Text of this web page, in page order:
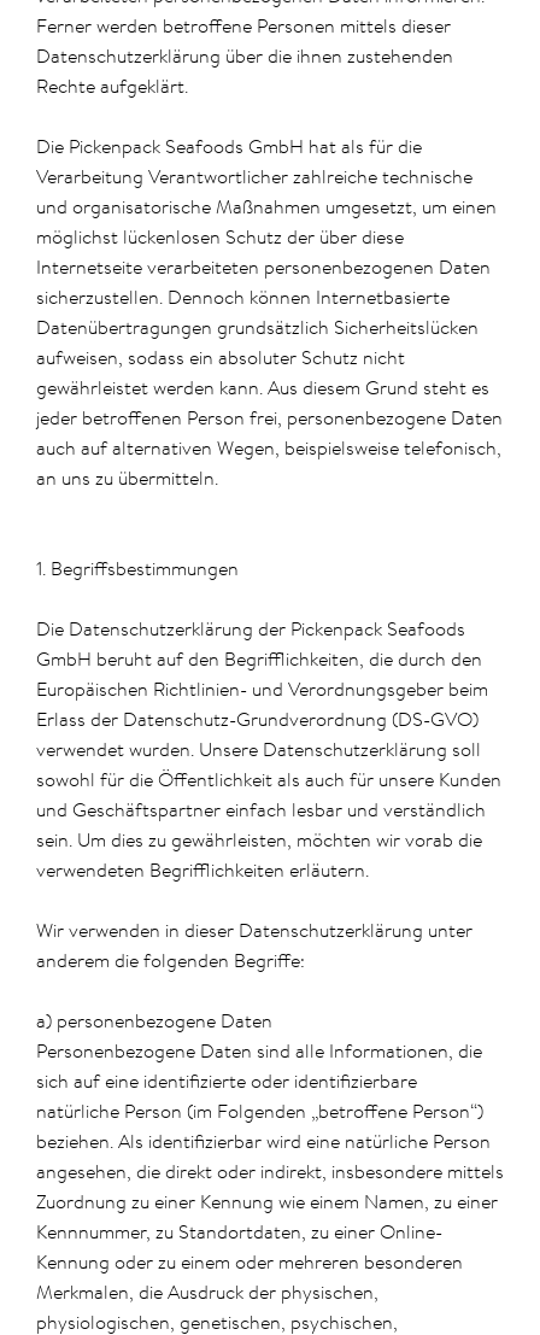
Ferner werden betroffene Personen mittels dieser
Datenschutzerklärung über die ihnen zustehenden
Rechte aufgeklärt.
Die Pickenpack Seafoods GmbH hat als für die
Verarbeitung Verantwortlicher zahlreiche technische
und organisatorische Maßnahmen umgesetzt, um einen
möglichst lückenlosen Schutz der über diese
Internetseite verarbeiteten personenbezogenen Daten
sicherzustellen. Dennoch können Internetbasierte
Datenübertragungen grundsätzlich Sicherheitslücken
aufweisen, sodass ein absoluter Schutz nicht
gewährleistet werden kann. Aus diesem Grund steht es
jeder betroffenen Person frei, personenbezogene Daten
auch auf alternativen Wegen, beispielsweise telefonisch,
an uns zu übermitteln.
1. Begriffsbestimmungen
Die Datenschutzerklärung der Pickenpack Seafoods
GmbH beruht auf den Begrifflichkeiten, die durch den
Europäischen Richtlinien- und Verordnungsgeber beim
Erlass der Datenschutz-Grundverordnung (DS-GVO)
verwendet wurden. Unsere Datenschutzerklärung soll
sowohl für die Öffentlichkeit als auch für unsere Kunden
und Geschäftspartner einfach lesbar und verständlich
sein. Um dies zu gewährleisten, möchten wir vorab die
verwendeten Begrifflichkeiten erläutern.
Wir verwenden in dieser Datenschutzerklärung unter
anderem die folgenden Begriffe:
a) personenbezogene Daten
Personenbezogene Daten sind alle Informationen, die
sich auf eine identifizierte oder identifizierbare
natürliche Person (im Folgenden „betroffene Person“)
beziehen. Als identifizierbar wird eine natürliche Person
angesehen, die direkt oder indirekt, insbesondere mittels
Zuordnung zu einer Kennung wie einem Namen, zu einer
Kennnummer, zu Standortdaten, zu einer Online-
Kennung oder zu einem oder mehreren besonderen
Merkmalen, die Ausdruck der physischen,
physiologischen, genetischen, psychischen,